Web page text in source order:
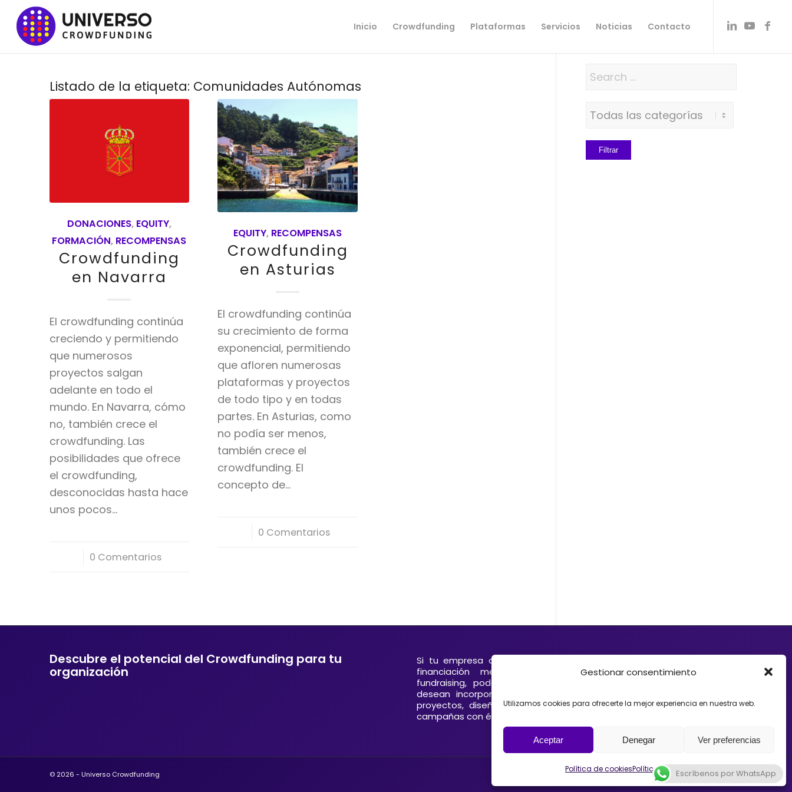
Gestionar consentimiento
Utilizamos cookies para ofrecerte la mejor experiencia en nuestra web.
Aceptar Denegar Ver preferencias
Política de cookiesPolítica de privacidad
Inicio Crowdfunding Plataformas Servicios Noticias Contacto
Listado de la etiqueta: Comunidades Autónomas
DONACIONES, EQUITY,
FORMACIÓN, RECOMPENSAS
Crowdfunding
en Navarra
El crowdfunding continúa
creciendo y permitiendo
que numerosos
proyectos salgan
adelante en todo el
mundo. En Navarra, cómo
no, también crece el
crowdfunding. Las
posibilidades que ofrece
el crowdfunding,
desconocidas hasta hace
unos pocos…
0 Comentarios
EQUITY, RECOMPENSAS
Crowdfunding
en Asturias
El crowdfunding continúa
su crecimiento de forma
exponencial, permitiendo
que afloren numerosas
plataformas y proyectos
de todo tipo y en todas
partes. En Asturias, como
no podía ser menos,
también crece el
crowdfunding. El
concepto de…
0 Comentarios
Descubre el potencial del Crowdfunding para tu
organización
Si tu empresa o entidad quiere ofrecer a sus clientes soluciones de
financiación mediante Crowdfunding, donaciones, mecenazgo o
fundraising, podemos ayudarte. Trabajamos con organizaciones que
desean incorporar el Crowdfunding como herramienta para impulsar
proyectos, diseñando estrategias y acompañando el lanzamiento de
campañas con éxito en España, México o Argentina.
© 2026 - Universo Crowdfunding Escríbenos por WhatsApp